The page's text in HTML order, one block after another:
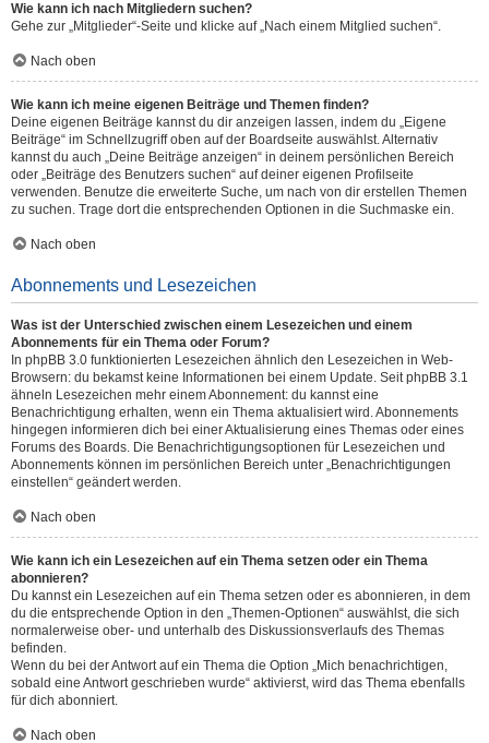
Wie kann ich nach Mitgliedern suchen?
Gehe zur „Mitglieder“-Seite und klicke auf „Nach einem Mitglied suchen“.
Nach oben
Wie kann ich meine eigenen Beiträge und Themen finden?
Deine eigenen Beiträge kannst du dir anzeigen lassen, indem du „Eigene
Beiträge“ im Schnellzugriff oben auf der Boardseite auswählst. Alternativ
kannst du auch „Deine Beiträge anzeigen“ in deinem persönlichen Bereich
oder „Beiträge des Benutzers suchen“ auf deiner eigenen Profilseite
verwenden. Benutze die erweiterte Suche, um nach von dir erstellen Themen
zu suchen. Trage dort die entsprechenden Optionen in die Suchmaske ein.
Nach oben
Abonnements und Lesezeichen
Was ist der Unterschied zwischen einem Lesezeichen und einem
Abonnements für ein Thema oder Forum?
In phpBB 3.0 funktionierten Lesezeichen ähnlich den Lesezeichen in Web-
Browsern: du bekamst keine Informationen bei einem Update. Seit phpBB 3.1
ähneln Lesezeichen mehr einem Abonnement: du kannst eine
Benachrichtigung erhalten, wenn ein Thema aktualisiert wird. Abonnements
hingegen informieren dich bei einer Aktualisierung eines Themas oder eines
Forums des Boards. Die Benachrichtigungsoptionen für Lesezeichen und
Abonnements können im persönlichen Bereich unter „Benachrichtigungen
einstellen“ geändert werden.
Nach oben
Wie kann ich ein Lesezeichen auf ein Thema setzen oder ein Thema
abonnieren?
Du kannst ein Lesezeichen auf ein Thema setzen oder es abonnieren, in dem
du die entsprechende Option in den „Themen-Optionen“ auswählst, die sich
normalerweise ober- und unterhalb des Diskussionsverlaufs des Themas
befinden.
Wenn du bei der Antwort auf ein Thema die Option „Mich benachrichtigen,
sobald eine Antwort geschrieben wurde“ aktivierst, wird das Thema ebenfalls
für dich abonniert.
Nach oben